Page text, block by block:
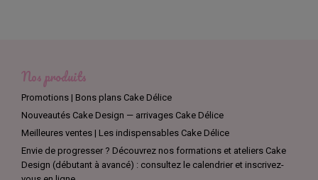
Nos produits
Promotions | Bons plans Cake Délice
Nouveautés Cake Design — arrivages Cake Délice
Meilleures ventes | Les indispensables Cake Délice
Envie de progresser ? Découvrez nos formations et ateliers Cake
Design (débutant à avancé) : consultez le calendrier et inscrivez-